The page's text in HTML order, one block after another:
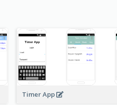
Timer App